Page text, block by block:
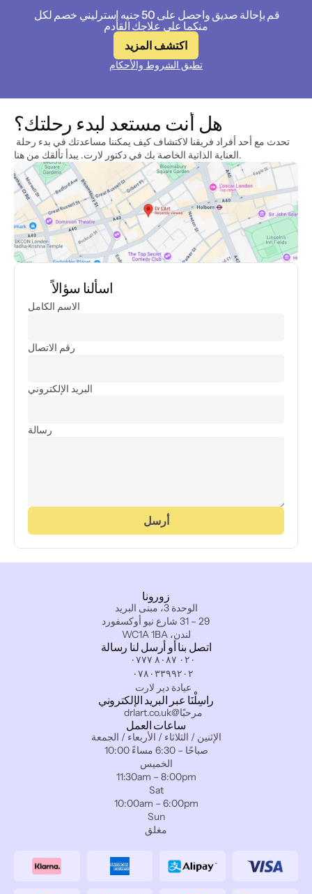
منكما على علاجك القادم
اكتشف المزيد
تطبق الشروط والأحكام
هل أنت مستعد لبدء رحلتك؟
العناية الذاتية الخاصة بك في دكتور لارت. يبدأ تألقك من هنا.
اسألنا سؤالاً
الاسم الكامل
رقم الاتصال
البريد الإلكتروني
رسالة
أرسل
زورونا
الوحدة 3، مبنى البريد
29 – 31 شارع نيو أوكسفورد
لندن، WC1A 1BA
اتصل بنا أو أرسل لنا رسالة
٠٢٠ ٨٠٨٧ ٠٧٧٧
٠٧٨٠٣٣٩٩٢٠٢
عيادة دير لارت
راسِلْنَا عبر البريد الإلكتروني
مرحبًا@drlart.co.uk
ساعات العمل
الإثنين / الثلاثاء / الأربعاء / الجمعة
10:00 صباحًا – 6:30 مساءً
الخميس
11:30am – 8:00pm
Sat
10:00am – 6:00pm
Sun
مغلق